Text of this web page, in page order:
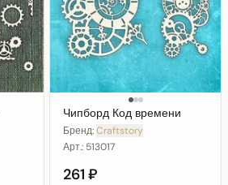
Чипборд Код времени
Бренд:Craftstory
Арт.: 513017
261 ₽